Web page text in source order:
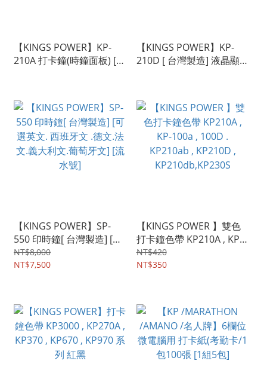
【KINGS POWER】KP-
210A 打卡鐘(時鐘面板) [
【KINGS POWER】KP-
210D [ 台灣製造] 液晶顯示
【KINGS POWER】SP-
550 印時鐘[ 台灣製造] [可
選英文. 西班牙文 .德文.法
文.義大利文.葡萄牙文] [流
NT$8,000
NT$7,500
【KINGS POWER 】雙色
打卡鐘色帶 KP210A , KP-
100a , 100D . KP210ab ,
KP210D ,
NT$420
NT$350